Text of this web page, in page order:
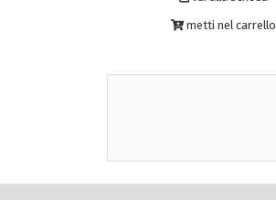
metti nel carrello